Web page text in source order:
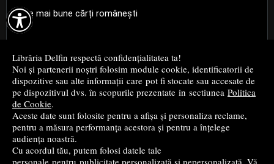

Librăria Delfin respectă confidențialitatea ta!
Noi și partenerii noștri folosim module cookie, identificatorii de
dispozitive sau alte informații care pot fi stocate sau accesate de
pe dispozitivul dvs. în scopurile prezentate in sectiunea Politica
de Cookie.
Aceste date sunt folosite pentru a afișa și personaliza reclame,
pentru a măsura performanța acestora și pentru a înțelege
audiența noastră.
Cu acordul tău, putem folosi datele tale
personale pentru publicitate personalizată și nepersonalizată. Vă
Cele mai bune cărți românești
Cele mai bune cărți de istorie
Top cărți beletristică
...toate știrile